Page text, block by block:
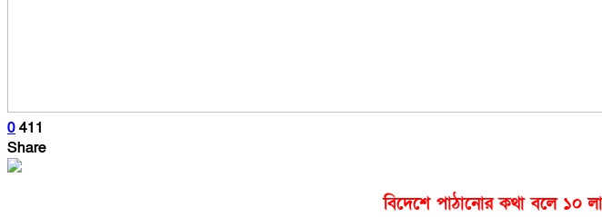
0411
Share
বিদেশে পাঠানোর কথা বলে